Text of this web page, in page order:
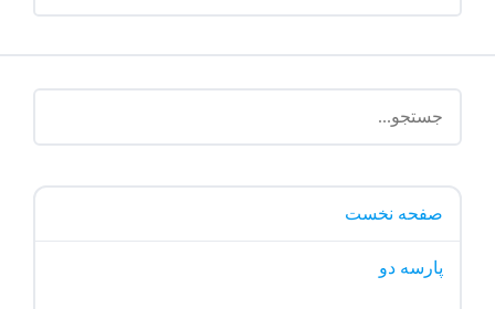
صفحه نخست
پارسه دو